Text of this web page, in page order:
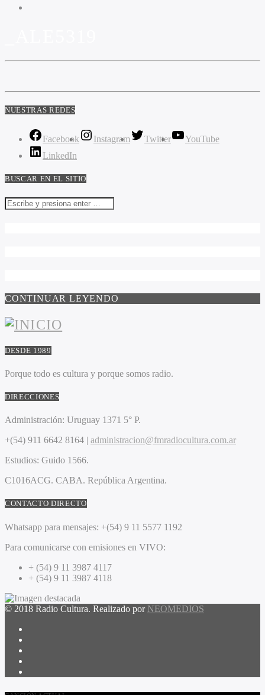
NUESTRAS REDES
Facebook Instagram Twitter
YouTube
LinkedIn
BUSCAR EN EL SITIO
CONTINUAR LEYENDO
DESDE 1989
Porque todo es cultura y porque somos radio.
DIRECCIONES
Administración: Uruguay 1371 5° P.
+(54) 911 6642 8164 | administracion@fmradiocultura.com.ar
Estudios: Guido 1566.
C1016ACG. CABA. República Argentina.
CONTACTO DIRECTO
Whatsapp para mensajes: +(54) 9 11 5577 1192
Para comunicarse con emisiones en VIVO:
+ (54) 9 11 3987 4117
+ (54) 9 11 3987 4118
© 2018 Radio Cultura. Realizado por NEOMEDIOS